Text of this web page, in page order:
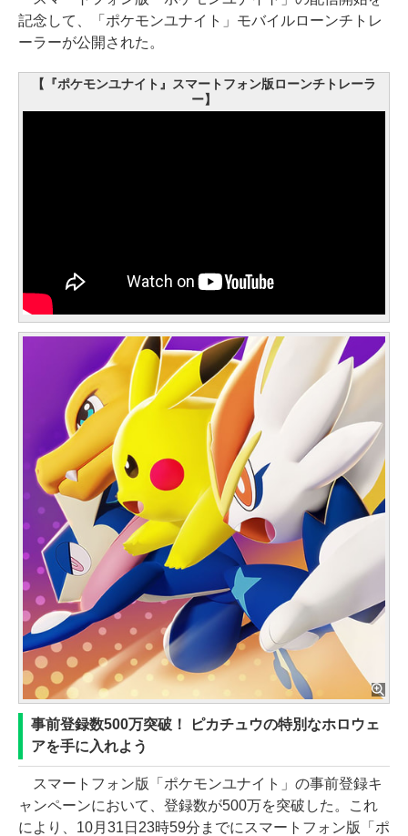
記念して、「ポケモンユナイト」モバイルローンチトレ
ーラーが公開された。
【『ポケモンユナイト』スマートフォン版ローンチトレーラ
ー】
事前登録数500万突破！ ピカチュウの特別なホロウェ
アを手に入れよう
スマートフォン版「ポケモンユナイト」の事前登録キ
ャンペーンにおいて、登録数が500万を突破した。これ
により、10月31日23時59分までにスマートフォン版「ポ